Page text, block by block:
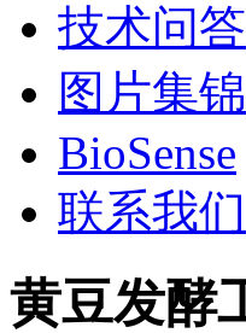
技术问答
图片集锦
BioSense
联系我们
黄豆发酵